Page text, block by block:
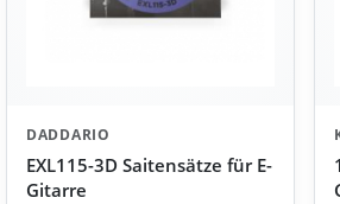
DADDARIO
EXL115-3D Saitensätze für E-
Gitarre